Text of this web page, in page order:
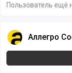
Пользователь ещё
Аллегро Софт
Аллегро